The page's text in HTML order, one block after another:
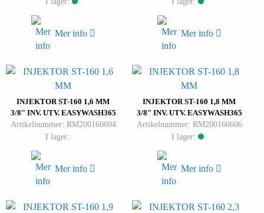
Mer info Mer info
INJEKTOR ST-160 1,6 MM
3/8" INV. UTV. EASYWASH365
Artikelnummer: RM200160604
I lager:
Mer info
INJEKTOR ST-160 1,8 MM
3/8" INV. UTV. EASYWASH365
Artikelnummer: RM200160606
I lager:
Mer info